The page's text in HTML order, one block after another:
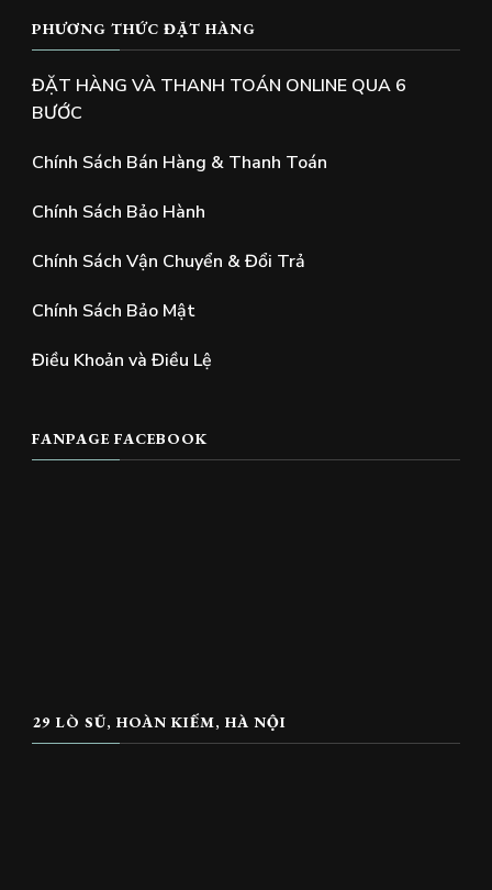
PHƯƠNG THỨC ĐẶT HÀNG
ĐẶT HÀNG VÀ THANH TOÁN ONLINE QUA 6
BƯỚC
Chính Sách Bán Hàng & Thanh Toán
Chính Sách Bảo Hành
Chính Sách Vận Chuyển & Đổi Trả
Chính Sách Bảo Mật
Điều Khoản và Điều Lệ
FANPAGE FACEBOOK
29 LÒ SŨ, HOÀN KIẾM, HÀ NỘI